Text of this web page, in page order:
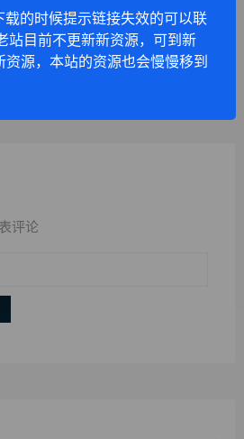
掷骰子看运气进入下一层脚本任务
地图-传送NPC-摇骰子变量脚本-地图音乐
图-传送NPC-100层入口脚本-摇骰子脚本
评论
载的时候提示链接失效的可以联
站目前不更新新资源，可到新
资源，本站的资源也会慢慢移到